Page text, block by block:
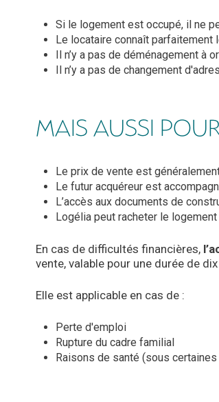
Si le logement est occupé, il ne
Le locataire connaît parfaitement
Il n’y a pas de déménagement à
Il n’y a pas de changement
MAIS AUSSI
Le prix de vente est
Le futur acquéreur est
L’accès aux documents de
Logélia peut racheter le
En cas de difficultés financières,
vente, valable pour une durée de
Elle est applicable en cas de :
Perte d'emploi
Rupture du cadre familial
Raisons de santé (sous